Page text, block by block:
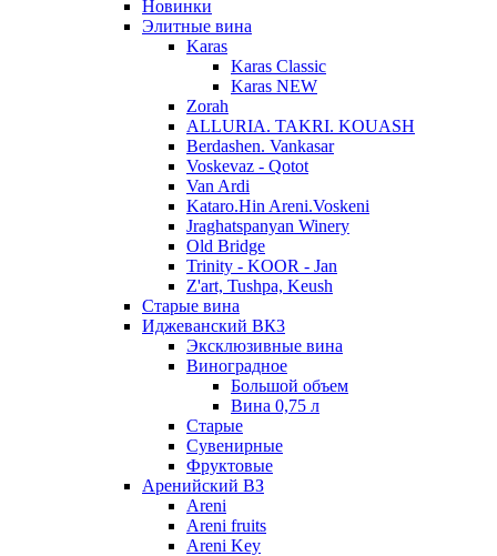
Новинки
Элитные вина
Karas
Karas Classic
Karas NEW
Zorah
ALLURIA. TAKRI. KOUASH
Berdashen. Vankasar
Voskevaz - Qotot
Van Ardi
Kataro.Hin Areni.Voskeni
Jraghatspanyan Winery
Old Bridge
Trinity - KOOR - Jan
Z'art, Tushpa, Keush
Старые вина
Иджеванский ВК3
Эксклюзивные вина
Виноградное
Большой объем
Вина 0,75 л
Старые
Сувенирные
Фруктовые
Аренийский ВЗ
Areni
Areni fruits
Areni Key